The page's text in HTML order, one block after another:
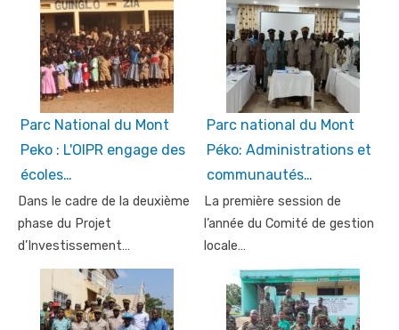
Parc National du Mont
Peko : L'OIPR engage des
écoles…
Dans le cadre de la deuxième
phase du Projet
d’Investissement…
Parc national du Mont
Péko: Administrations et
communautés…
La première session de
l’année du Comité de gestion
locale…